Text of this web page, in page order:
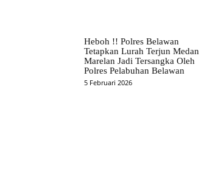
Heboh !! Polres Belawan
Tetapkan Lurah Terjun Medan
Marelan Jadi Tersangka Oleh
Polres Pelabuhan Belawan
5 Februari 2026